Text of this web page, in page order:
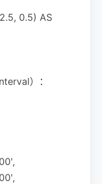
0.5) AS
）：